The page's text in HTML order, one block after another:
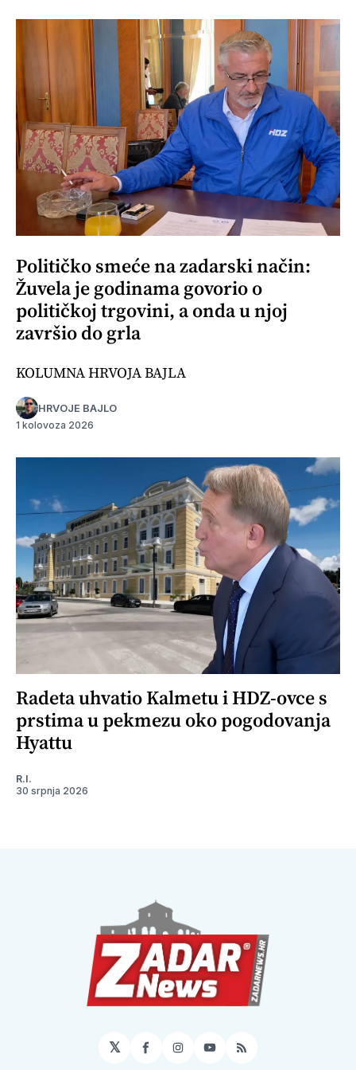
Političko smeće na zadarski način:
Žuvela je godinama govorio o
političkoj trgovini, a onda u njoj
završio do grla
KOLUMNA HRVOJA BAJLA
HRVOJE BAJLO
1 kolovoza 2026
Radeta uhvatio Kalmetu i HDZ-ovce s
prstima u pekmezu oko pogodovanja
Hyattu
R.I.
30 srpnja 2026
𝕏 Facebook
Instagram
YouTube
RSS